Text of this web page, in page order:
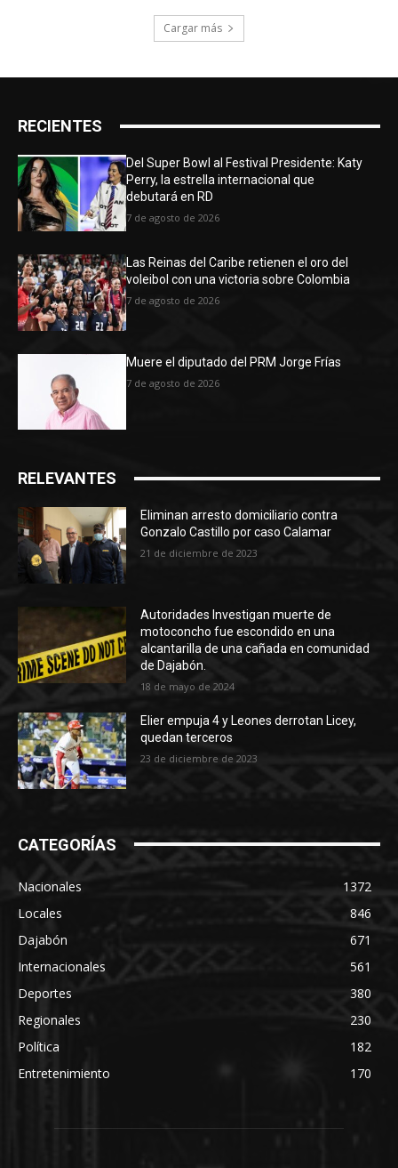
Cargar más
RECIENTES
Del Super Bowl al Festival Presidente: Katy
Perry, la estrella internacional que
debutará en RD
7 de agosto de 2026
Las Reinas del Caribe retienen el oro del
voleibol con una victoria sobre Colombia
7 de agosto de 2026
Muere el diputado del PRM Jorge Frías
7 de agosto de 2026
RELEVANTES
Eliminan arresto domiciliario contra
Gonzalo Castillo por caso Calamar
21 de diciembre de 2023
Autoridades Investigan muerte de
motoconcho fue escondido en una
alcantarilla de una cañada en comunidad
de Dajabón.
18 de mayo de 2024
Elier empuja 4 y Leones derrotan Licey,
quedan terceros
23 de diciembre de 2023
CATEGORÍAS
Nacionales
1372
Locales
846
Dajabón
671
Internacionales
561
Deportes
380
Regionales
230
Política
182
Entretenimiento
170